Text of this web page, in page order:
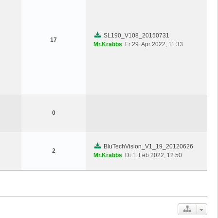
17
SL190_V108_20150731
Mr.Krabbs
Fr 29. Apr 2022, 11:33
0
2
BluTechVision_V1_19_20120626
Mr.Krabbs
Di 1. Feb 2022, 12:50